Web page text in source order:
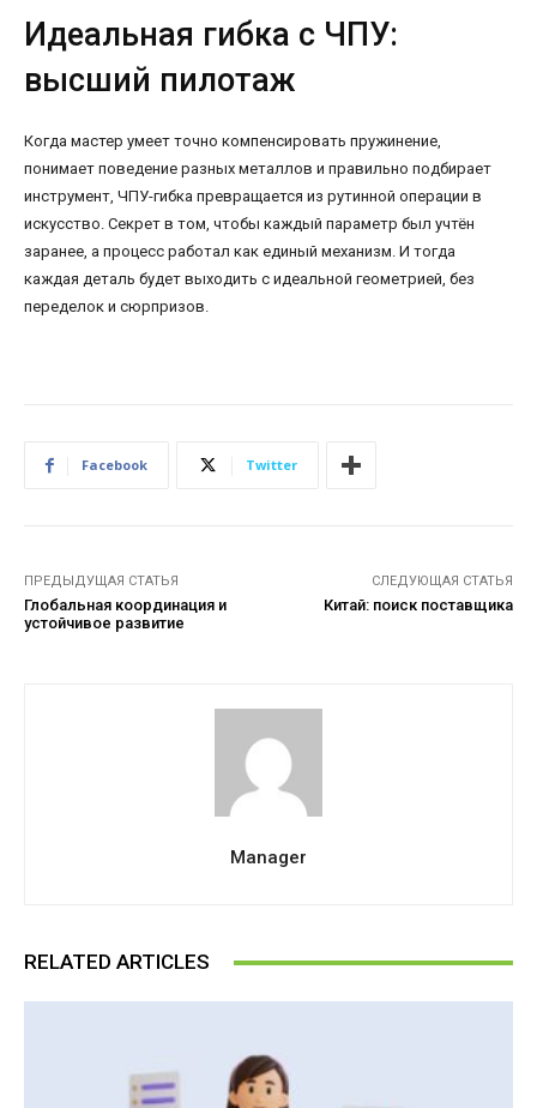
Идеальная гибка с ЧПУ:
высший пилотаж
Когда мастер умеет точно компенсировать пружинение,
понимает поведение разных металлов и правильно подбирает
инструмент, ЧПУ-гибка превращается из рутинной операции в
искусство. Секрет в том, чтобы каждый параметр был учтён
заранее, а процесс работал как единый механизм. И тогда
каждая деталь будет выходить с идеальной геометрией, без
переделок и сюрпризов.
Facebook Twitter
ПРЕДЫДУЩАЯ СТАТЬЯ
Глобальная координация и
устойчивое развитие
СЛЕДУЮЩАЯ СТАТЬЯ
Китай: поиск поставщика
Manager
RELATED ARTICLES